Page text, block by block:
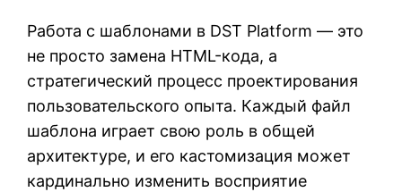
Работа с шаблонами в DST Platform — это
не просто замена HTML-кода, а
стратегический процесс проектирования
пользовательского опыта. Каждый файл
шаблона играет свою роль в общей
архитектуре, и его кастомизация может
кардинально изменить восприятие